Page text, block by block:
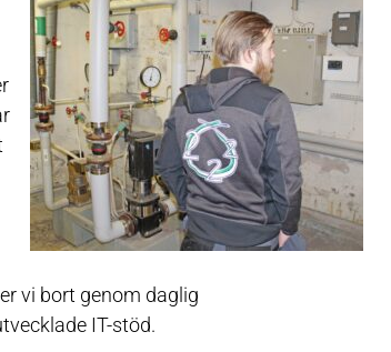
vi bort genom daglig
IT-stöd.